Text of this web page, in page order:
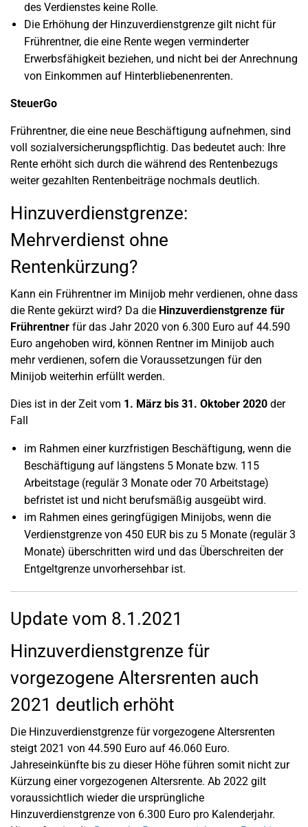
des Verdienstes keine Rolle.
Die Erhöhung der Hinzuverdienstgrenze gilt nicht für
Frührentner, die eine Rente wegen verminderter
Erwerbsfähigkeit beziehen, und nicht bei der Anrechnung
von Einkommen auf Hinterbliebenenrenten.
SteuerGo
Frührentner, die eine neue Beschäftigung aufnehmen, sind
voll sozialversicherungspflichtig. Das bedeutet auch: Ihre
Rente erhöht sich durch die während des Rentenbezugs
weiter gezahlten Rentenbeiträge nochmals deutlich.
Hinzuverdienstgrenze:
Mehrverdienst ohne
Rentenkürzung?
Kann ein Frührentner im Minijob mehr verdienen, ohne dass
die Rente gekürzt wird? Da die Hinzuverdienstgrenze für
Frührentner für das Jahr 2020 von 6.300 Euro auf 44.590
Euro angehoben wird, können Rentner im Minijob auch
mehr verdienen, sofern die Voraussetzungen für den
Minijob weiterhin erfüllt werden.
Dies ist in der Zeit vom 1. März bis 31. Oktober 2020 der
Fall
im Rahmen einer kurzfristigen Beschäftigung, wenn die
Beschäftigung auf längstens 5 Monate bzw. 115
Arbeitstage (regulär 3 Monate oder 70 Arbeitstage)
befristet ist und nicht berufsmäßig ausgeübt wird.
im Rahmen eines geringfügigen Minijobs, wenn die
Verdienstgrenze von 450 EUR bis zu 5 Monate (regulär 3
Monate) überschritten wird und das Überschreiten der
Entgeltgrenze unvorhersehbar ist.
Update vom 8.1.2021
Hinzuverdienstgrenze für
vorgezogene Altersrenten auch
2021 deutlich erhöht
Die Hinzuverdienstgrenze für vorgezogene Altersrenten
steigt 2021 von 44.590 Euro auf 46.060 Euro.
Jahreseinkünfte bis zu dieser Höhe führen somit nicht zur
Kürzung einer vorgezogenen Altersrente. Ab 2022 gilt
voraussichtlich wieder die ursprüngliche
Hinzuverdienstgrenze von 6.300 Euro pro Kalenderjahr.